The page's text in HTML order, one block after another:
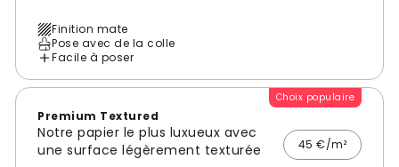
Finition mate
Pose avec de la colle
Facile à poser
Choix populaire
Premium Textured
Notre papier le plus luxueux avec
une surface légèrement texturée
45 €/m²